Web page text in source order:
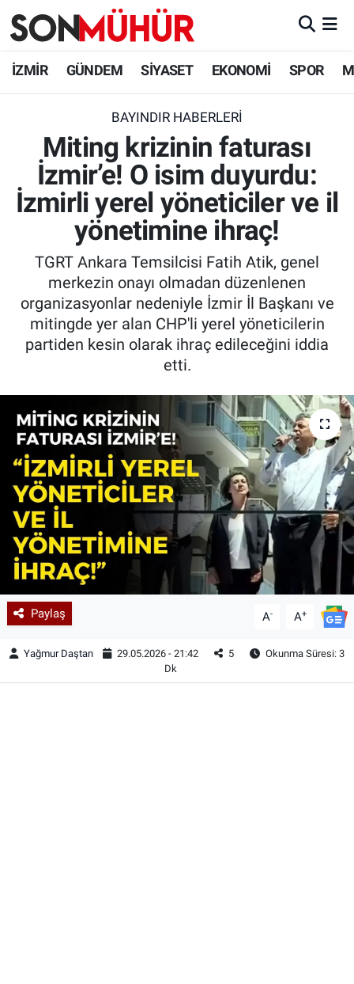
İZMİR GÜNDEM SİYASET EKONOMİ SPOR
BAYINDIR HABERLERI
Miting krizinin faturası
İzmir’e! O isim duyurdu:
İzmirli yerel yöneticiler ve il
yönetimine ihraç!
TGRT Ankara Temsilcisi Fatih Atik, genel
merkezin onayı olmadan düzenlenen
organizasyonlar nedeniyle İzmir İl Başkanı ve
mitingde yer alan CHP'li yerel yöneticilerin
partiden kesin olarak ihraç edileceğini iddia
etti.
Paylaş A- A+
Yağmur Daştan 29.05.2026 - 21:42 5
Okunma Süresi: 3
Dk
İzmir Nöbetçi Eczaneler
İzmir Namaz Vakitleri
İzmir Trafik Yoğunluk Haritası
Süper Lig Puan Durumu ve Fikstür
Tüm Manşetler
Son Dakika Haberleri
Haber Arşivi